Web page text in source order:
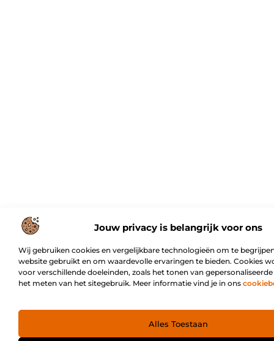
Jouw privacy is belangrijk voor ons
Wij gebruiken cookies en vergelijkbare technologieën om te
website gebruikt en om waardevolle ervaringen te bieden. Cookies
voor verschillende doeleinden, zoals het tonen van
het meten van het sitegebruik. Meer informatie vind je in ons
Alles Toestaan